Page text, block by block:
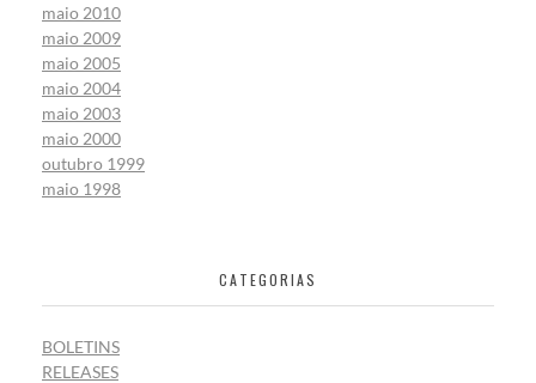
maio 2010
maio 2009
maio 2005
maio 2004
maio 2003
maio 2000
outubro 1999
maio 1998
CATEGORIAS
BOLETINS
RELEASES